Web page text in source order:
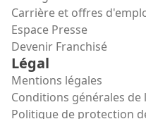
Carrière et offres
Espace Presse
Devenir Franchisé
Légal
Mentions légales
Conditions générales de
Politique de protection